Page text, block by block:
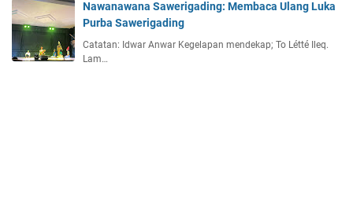
Nawanawana Sawerigading: Membaca Ulang Luka
Purba Sawerigading
Catatan: Idwar Anwar Kegelapan mendekap; To Létté Ileq.
Lam…